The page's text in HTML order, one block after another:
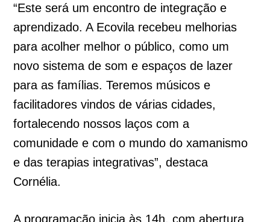
“Este será um encontro de integração e
aprendizado. A Ecovila recebeu melhorias
para acolher melhor o público, como um
novo sistema de som e espaços de lazer
para as famílias. Teremos músicos e
facilitadores vindos de várias cidades,
fortalecendo nossos laços com a
comunidade e com o mundo do xamanismo
e das terapias integrativas”, destaca
Cornélia.
A programação inicia às 14h, com abertura